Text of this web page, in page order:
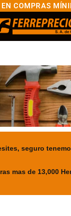
EN COMPRAS
seguro
mas de 13,000